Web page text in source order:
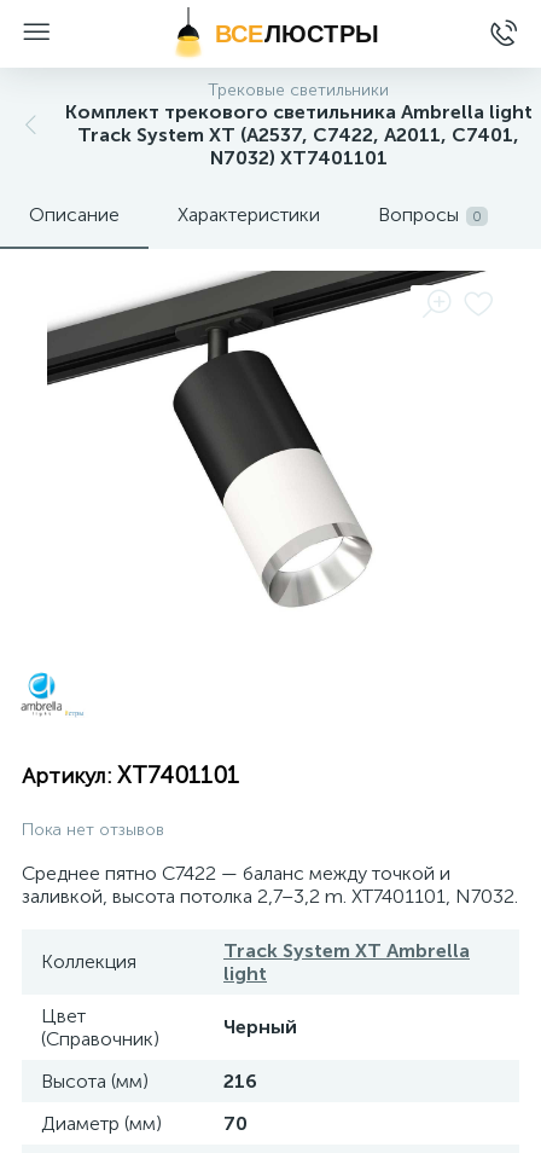
ВСЕЛЮСТРЫ
Трековые светильники
Комплект трекового светильника Ambrella light
Track System XT (A2537, C7422, A2011, C7401,
N7032) XT7401101
Описание Характеристики Вопросы 0
Артикул: XT7401101
Пока нет отзывов
Среднее пятно C7422 — баланс между точкой и
заливкой, высота потолка 2,7–3,2 m. XT7401101, N7032.
Коллекция
Track System XT Ambrella
light
Цвет
(Справочник)
Черный
Высота (мм)
216
Диаметр (мм)
70